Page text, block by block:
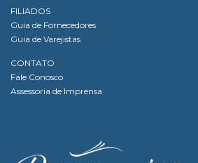
FILIADOS
Guia de Fornecedores
Guia de Varejistas
CONTATO
Fale Conosco
Assessoria de Imprensa